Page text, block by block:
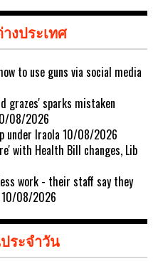
งประเทศ
to use guns via social media
grazes' sparks mistaken
08/2026
under Iraola 10/08/2026
with Health Bill changes, Lib
work - their staff say they
10/08/2026
ระจำวัน